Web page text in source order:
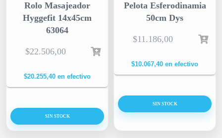
Rolo Masajeador
Hyggefit 14x45cm
63064
$22.506,00
$20.255,40 en efectivo
SIN STOCK
Pelota Esferodinamia
50cm Dys
$11.186,00
$10.067,40 en efectivo
SIN STOCK